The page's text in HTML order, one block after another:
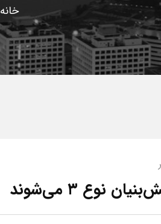
خانه
نوع ۳ می‌شوند